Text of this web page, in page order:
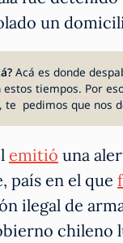
un
Acá es donde
tiempos. Por
pedimos que nos
emitió una
país en el que
ilegal de
chileno